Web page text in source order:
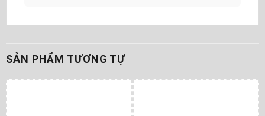
SẢN PHẨM TƯƠNG TỰ